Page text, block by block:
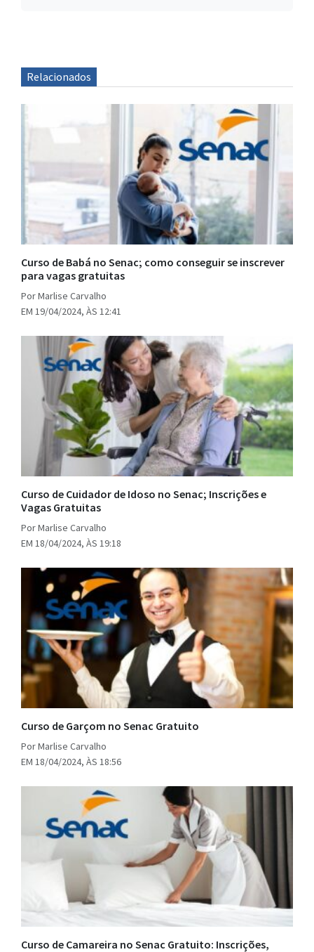
Relacionados
Curso de Babá no Senac; como conseguir se inscrever
para vagas gratuitas
Por Marlise Carvalho
EM 19/04/2024, ÀS 12:41
Curso de Cuidador de Idoso no Senac; Inscrições e
Vagas Gratuitas
Por Marlise Carvalho
EM 18/04/2024, ÀS 19:18
Curso de Garçom no Senac Gratuito
Por Marlise Carvalho
EM 18/04/2024, ÀS 18:56
Curso de Camareira no Senac Gratuito: Inscrições,